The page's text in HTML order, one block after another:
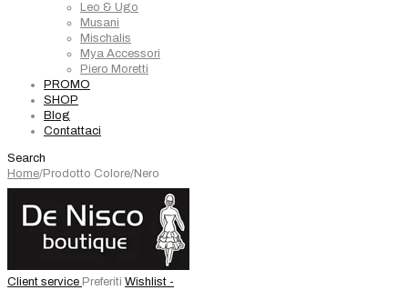
Leo & Ugo
Musani
Mischalis
Mya Accessori
Piero Moretti
PROMO
SHOP
Blog
Contattaci
Search
Home/Prodotto Colore/Nero
Client service Preferiti Wishlist -